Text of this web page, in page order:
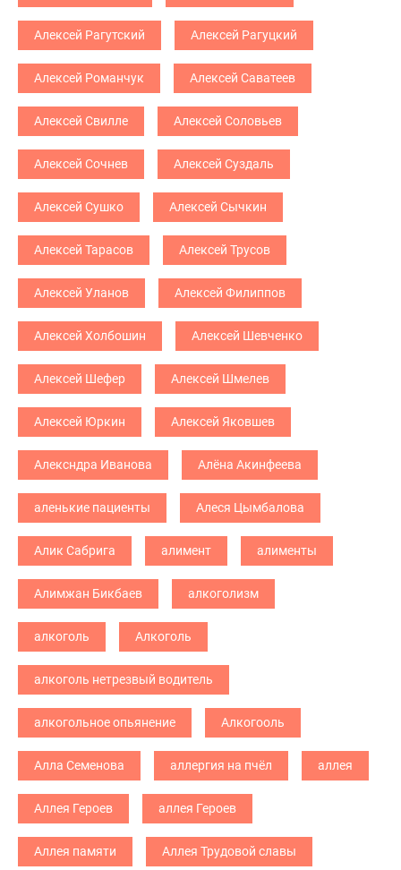
Алексей Рагутский Алексей Рагуцкий
Алексей Романчук Алексей Саватеев
Алексей Свилле Алексей Соловьев
Алексей Сочнев Алексей Суздаль
Алексей Сушко Алексей Сычкин
Алексей Тарасов Алексей Трусов
Алексей Уланов Алексей Филиппов
Алексей Холбошин Алексей Шевченко
Алексей Шефер Алексей Шмелев
Алексей Юркин Алексей Яковшев
Алексндра Иванова Алёна Акинфеева
аленькие пациенты Алеся Цымбалова
Алик Сабрига алимент алименты
Алимжан Бикбаев алкоголизм
алкоголь Алкоголь
алкоголь нетрезвый водитель
алкогольное опьянение Алкогооль
Алла Семенова аллергия на пчёл аллея
Аллея Героев аллея Героев
Аллея памяти Аллея Трудовой славы